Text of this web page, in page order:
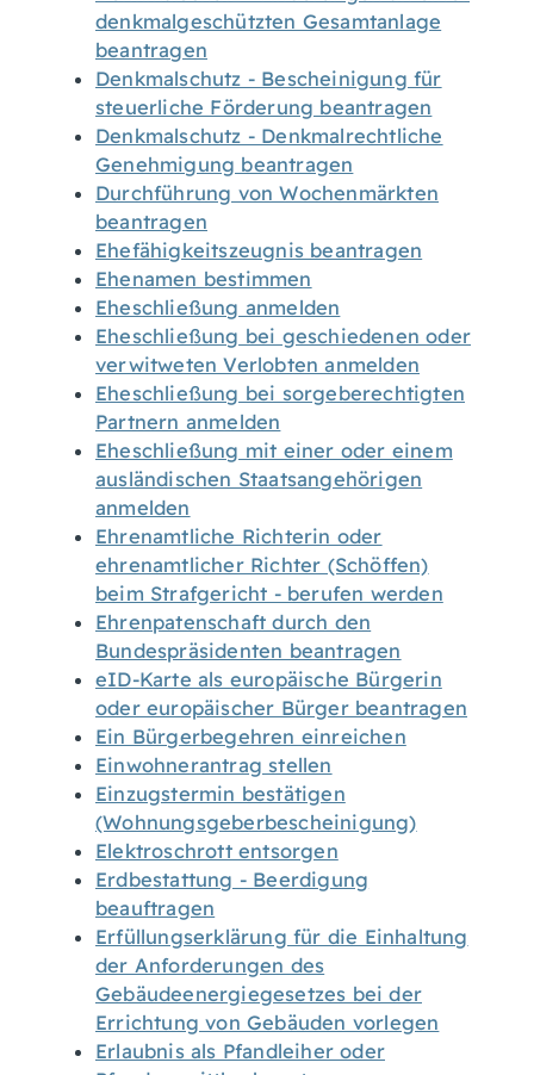
denkmalgeschützten Gesamtanlage
beantragen
Denkmalschutz - Bescheinigung für
steuerliche Förderung beantragen
Denkmalschutz - Denkmalrechtliche
Genehmigung beantragen
Durchführung von Wochenmärkten
beantragen
Ehefähigkeitszeugnis beantragen
Ehenamen bestimmen
Eheschließung anmelden
Eheschließung bei geschiedenen oder
verwitweten Verlobten anmelden
Eheschließung bei sorgeberechtigten
Partnern anmelden
Eheschließung mit einer oder einem
ausländischen Staatsangehörigen
anmelden
Ehrenamtliche Richterin oder
ehrenamtlicher Richter (Schöffen)
beim Strafgericht - berufen werden
Ehrenpatenschaft durch den
Bundespräsidenten beantragen
eID-Karte als europäische Bürgerin
oder europäischer Bürger beantragen
Ein Bürgerbegehren einreichen
Einwohnerantrag stellen
Einzugstermin bestätigen
(Wohnungsgeberbescheinigung)
Elektroschrott entsorgen
Erdbestattung - Beerdigung
beauftragen
Erfüllungserklärung für die Einhaltung
der Anforderungen des
Gebäudeenergiegesetzes bei der
Errichtung von Gebäuden vorlegen
Erlaubnis als Pfandleiher oder